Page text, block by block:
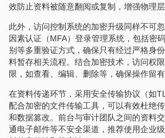
效防止资料被随意翻阅或复制，增强物理层
此外，访问控制系统的加密升级同样不可
因素认证（MFA）登录管理系统，包括密
别等多重验证方式，确保只有经过严格身
料暂存相关流程。结合加密技术，访问权
限，如查看、编辑、删除等，确保操作留
在资料传递环节，采用安全传输协议（如
配合加密的文件传输工具，可以有效杜绝
和数据篡改。前台与审计团队之间的资料
通电子邮件等不安全渠道，推荐使用企业